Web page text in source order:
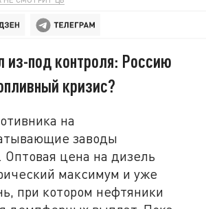
под контроля: Россию
кризис?
на
заводы
цена на дизель
максимум и уже
при котором нефтяники